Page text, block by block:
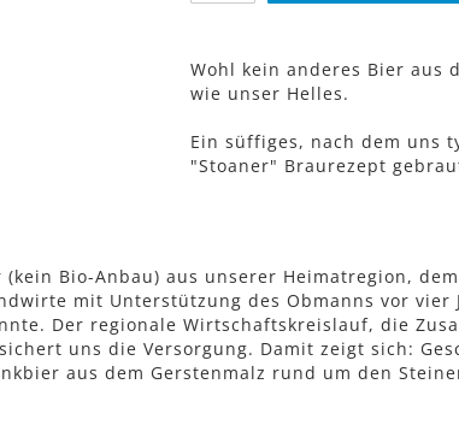
Wohl kein anderes Bier aus
wie unser Helles.
Ein süffiges, nach dem uns
"Stoaner" Braurezept
Bio-Anbau) aus unserer Heimatregion,
mit Unterstützung des Obmanns vor
Der regionale Wirtschaftskreislauf, die
uns die Versorgung. Damit zeigt sich:
aus dem Gerstenmalz rund um den